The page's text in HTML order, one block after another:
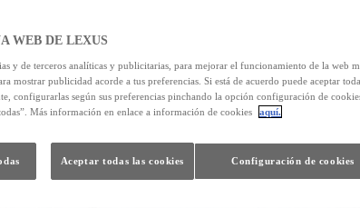
WEB DE LEXUS
y de terceros analíticas y publicitarias, para mejorar el funcionamiento de la web
mostrar publicidad acorde a tus preferencias. Si está de acuerdo puede aceptar
configurarlas según sus preferencias pinchando la opción configuración de
Más información en enlace a información de cookies
aquí.
Configuración de cookies
Aceptar todas las cookies